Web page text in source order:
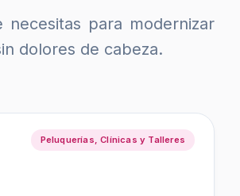
necesitas para modernizar
dolores de cabeza.
Peluquerías, Clínicas y Talleres